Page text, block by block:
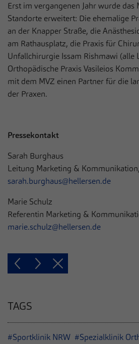
Erst im vergangenen Jahr wurde das
Standorte erweitert: Die ehemalige
an der Knapper Straße, die
am Rathausplatz, die Praxis für
Unfallchirurgie Issam Rishmawi (alle
Orthopädische Praxis Vasileios
mit dem MVZ einen Partner für die
der Praxen.
Pressekontakt
Sarah Burghaus
Leitung Marketing &
sarah.burghaus@hellersen.de
Marie Schulz
Referentin Marketing &
marie.schulz@hellersen.de
TAGS
#Sportklinik NRW #Spezialklinik